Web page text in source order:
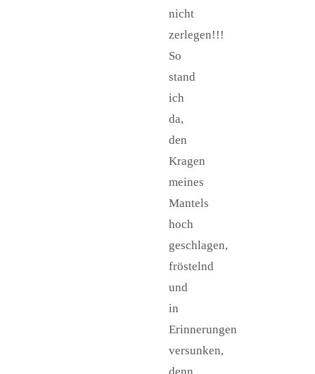
nicht
zerlegen!!!
So
stand
ich
da,
den
Kragen
meines
Mantels
hoch
geschlagen,
fröstelnd
und
in
Erinnerungen
versunken,